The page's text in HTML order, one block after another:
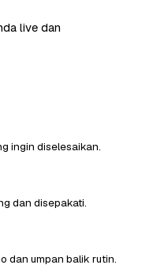
live dan
ingin diselesaikan.
dan disepakati.
dan umpan balik rutin.